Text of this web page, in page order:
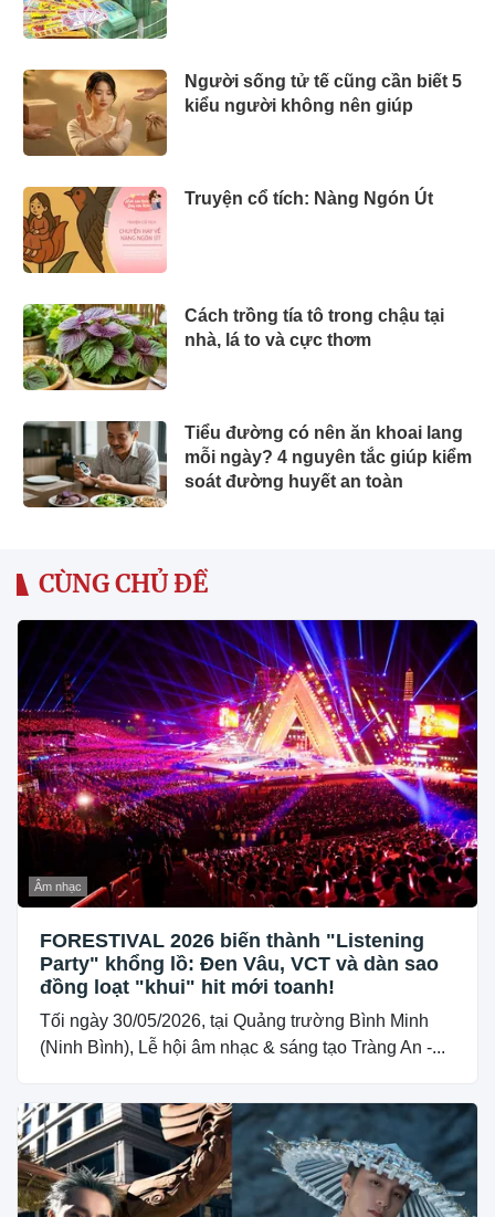
Người sống tử tế cũng cần biết 5
kiểu người không nên giúp
Truyện cổ tích: Nàng Ngón Út
Cách trồng tía tô trong chậu tại
nhà, lá to và cực thơm
Tiểu đường có nên ăn khoai lang
mỗi ngày? 4 nguyên tắc giúp kiểm
soát đường huyết an toàn
CÙNG CHỦ ĐỀ
Âm nhạc
FORESTIVAL 2026 biến thành "Listening
Party" khổng lồ: Đen Vâu, VCT và dàn sao
đồng loạt "khui" hit mới toanh!
Tối ngày 30/05/2026, tại Quảng trường Bình Minh
(Ninh Bình), Lễ hội âm nhạc & sáng tạo Tràng An -...